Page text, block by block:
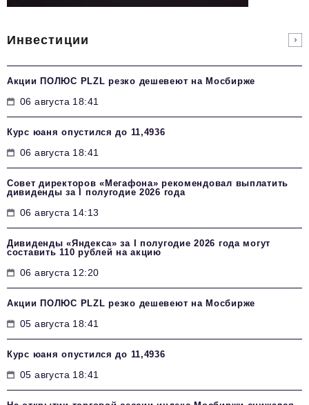
Инвестиции
Акции ПОЛЮС PLZL резко дешевеют на Мосбирже
06 августа 18:41
Курс юаня опустился до 11,4936
06 августа 18:41
Совет директоров «Мегафона» рекомендовал выплатить
дивиденды за I полугодие 2026 года
06 августа 14:13
Дивиденды «Яндекса» за I полугодие 2026 года могут
составить 110 рублей на акцию
06 августа 12:20
Акции ПОЛЮС PLZL резко дешевеют на Мосбирже
05 августа 18:41
Курс юаня опустился до 11,4936
05 августа 18:41